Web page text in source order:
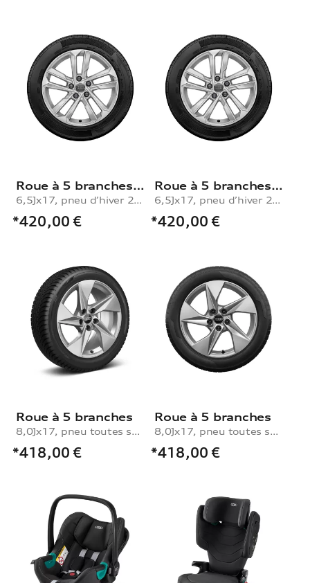
Roue à 5 branches à montage en parallèle
6,5Jx17, pneu d’hiver 205/50 R17 93H XL, droite
*420,00 €
Roue à 5 branches à montage en parallèle
6,5Jx17, pneu d’hiver 205/50 R17 93H XL, gauche
*420,00 €
Roue à 5 branches
8,0Jx17, pneu toutes saisons 225/45 R17 94V XL, droit
*418,00 €
Roue à 5 branches
8,0Jx17, pneu toutes saisons 225/45 R17 94V XL, gauche
*418,00 €